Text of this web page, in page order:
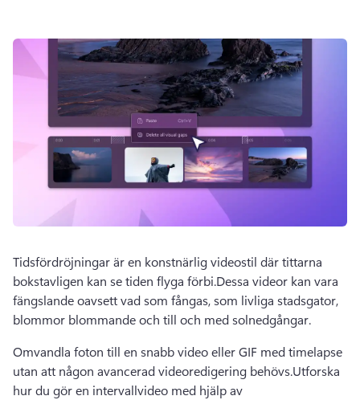
Tidsfördröjningar är en konstnärlig videostil där tittarna
bokstavligen kan se tiden flyga förbi.Dessa videor kan vara
fängslande oavsett vad som fångas, som livliga stadsgator,
blommor blommande och till och med solnedgångar.
Omvandla foton till en snabb video eller GIF med timelapse
utan att någon avancerad videoredigering behövs.Utforska
hur du gör en intervallvideo med hjälp av